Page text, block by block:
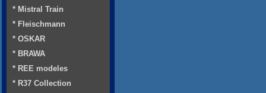
* Mistral Train
* Fleischmann
* OSKAR
* BRAWA
* REE modeles
* R37 Collection